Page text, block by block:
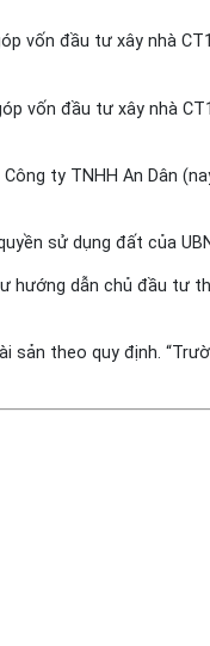
vốn đầu tư xây nhà
vốn đầu tư xây nhà
ty TNHH An Dân
sử dụng đất của
hướng dẫn chủ đầu tư
theo quy định.